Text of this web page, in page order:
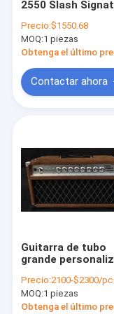
Amplificador
Amplificador de
Tejido para la
2550 Slash
Head Un gabinete
serpientes de
nivel con ECC83s
Precio:$1550.68
MOQ:1 piezas
Obtenga el último
Contactar ahora
Guitarra de tubo
grande
tono tonto SSS
Acero de cuerda
amplificador de
Precio:2100-$2300/
MOQ:1 piezas
Obtenga el último